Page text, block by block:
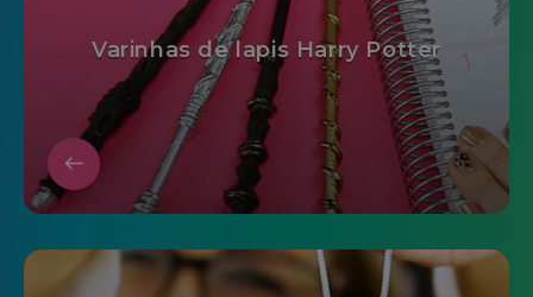
Varinhas de lapis Harry Potter